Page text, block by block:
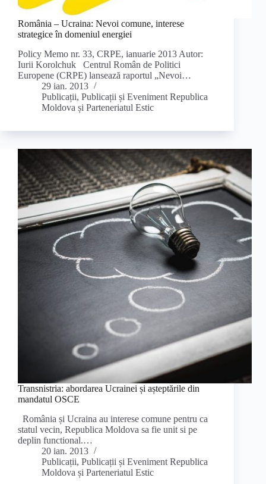
România – Ucraina: Nevoi comune, interese
strategice în domeniul energiei
Policy Memo nr. 33, CRPE, ianuarie 2013 Autor:
Iurii Korolchuk Centrul Român de Politici
Europene (CRPE) lansează raportul „Nevoi…
29 ian. 2013
Publicații, Publicații și Eveniment Republica
Moldova și Parteneriatul Estic
Transnistria: abordarea Ucrainei și așteptările din
mandatul OSCE
România și Ucraina au interese comune pentru ca
statul vecin, Republica Moldova sa fie unit si pe
deplin functional.…
20 ian. 2013
Publicații, Publicații și Eveniment Republica
Moldova și Parteneriatul Estic